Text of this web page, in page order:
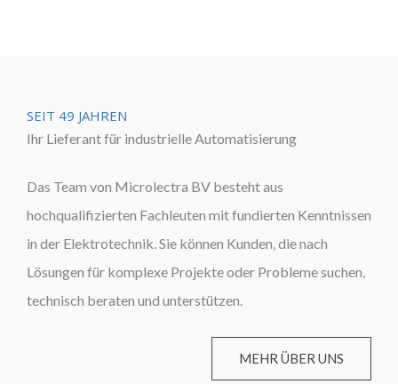
SEIT 49 JAHREN
Ihr Lieferant für industrielle Automatisierung
Das Team von Microlectra BV besteht aus
hochqualifizierten Fachleuten mit fundierten Kenntnissen
in der Elektrotechnik. Sie können Kunden, die nach
Lösungen für komplexe Projekte oder Probleme suchen,
technisch beraten und unterstützen.
MEHR ÜBER UNS